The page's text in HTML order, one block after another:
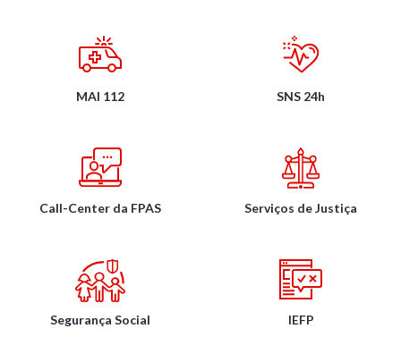
MAI 112 SNS 24h
Call-Center da FPAS Serviços de Justiça
Segurança Social IEFP